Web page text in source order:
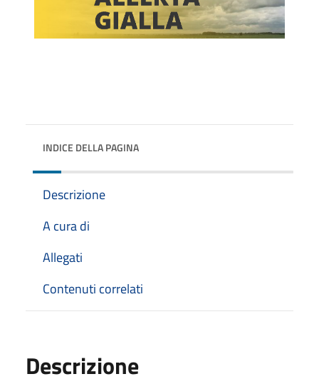
INDICE DELLA PAGINA
Descrizione
A cura di
Allegati
Contenuti correlati
Descrizione